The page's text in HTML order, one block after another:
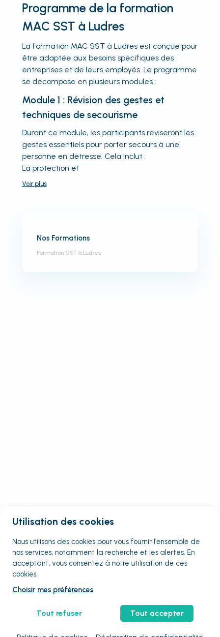
Programme de la formation
MAC SST à Ludres
La formation MAC SST à Ludres est conçue pour
être adaptée aux besoins spécifiques des
entreprises et de leurs employés. Le programme
se décompose en plusieurs modules :
Module 1 : Révision des gestes et
techniques de secourisme
Durant ce module, les participants réviseront les
gestes essentiels pour porter secours à une
personne en détresse. Cela inclut :
La protection et
Voir plus
Nos Formations
Formation SST à Ludres
Utilisation des cookies
Nous utilisons des cookies pour vous fournir l'ensemble de
nos services, notamment la recherche et les alertes. En
acceptant, vous consentez à notre utilisation de ces
cookies.
Choisir mes préférences
Tout refuser Tout accepter